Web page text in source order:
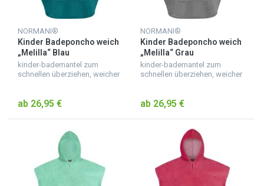
NORMANI®
Kinder Badeponcho weich
„Melilla“ Blau
kinder-bademantel zum
schnellen überziehen, weicher
kuscheliger kinderbademantel
ab 26,95 €
NORMANI®
Kinder Badeponcho weich
„Melilla“ Grau
kinder-bademantel zum
schnellen überziehen, weicher
kuscheliger kinderbademantel
ab 26,95 €